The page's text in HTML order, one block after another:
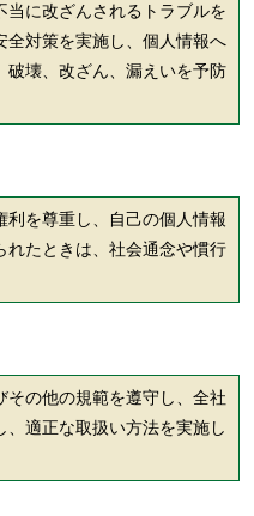
当に改ざんされるトラブルを
全対策を実施し、個人情報へ
破壊、改ざん、漏えいを予防
利を尊重し、自己の個人情報
れたときは、社会通念や慣行
その他の規範を遵守し、全社
、適正な取扱い方法を実施し